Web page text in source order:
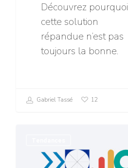
Découvrez pourquoi
cette solution
répandue n’est pas
toujours la bonne.
Gabriel Tassé 12
migrations